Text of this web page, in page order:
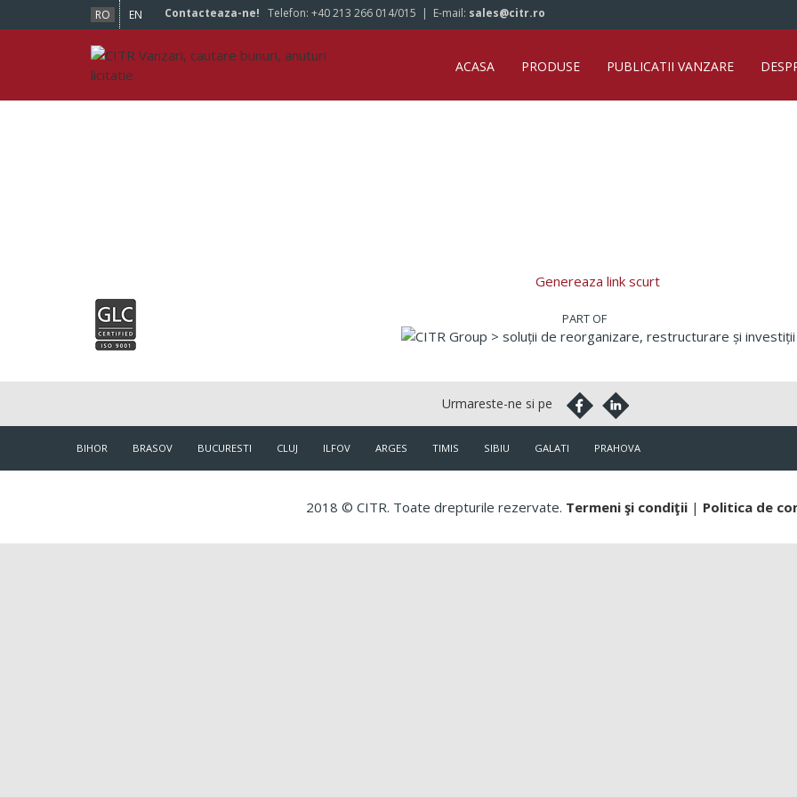
RO EN Contacteaza-ne! Telefon: +40 213 266 014/015 | E-mail: sales@citr.ro
ACASA PRODUSE PUBLICATII VANZARE
Genereaza link scurt
BIHOR BRASOV BUCURESTI CLUJ ILFOV ARGES TIMIS SIBIU GALATI PRAHOVA
2018 © CITR. Toate drepturile rezervate. Termeni şi condiţii | Politica de